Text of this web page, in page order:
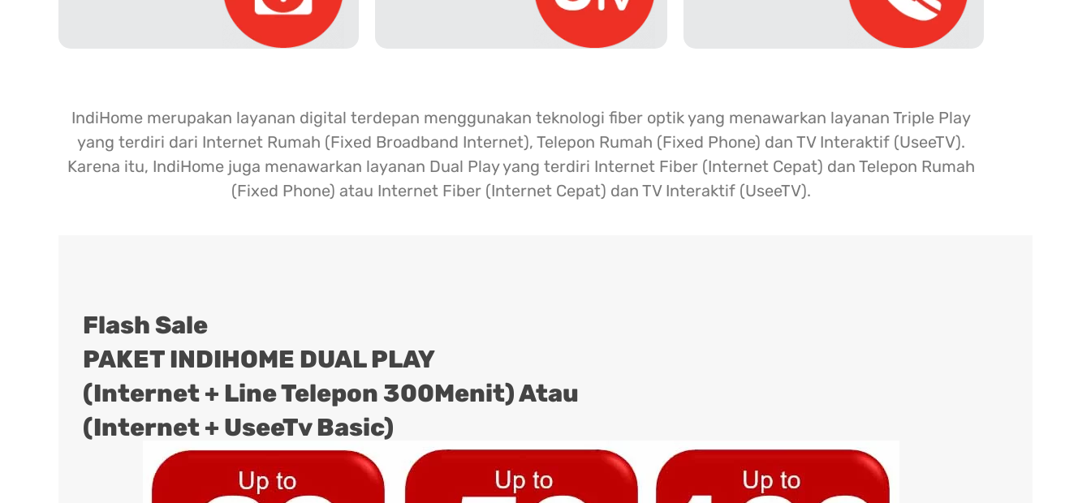
IndiHome merupakan layanan digital terdepan menggunakan teknologi fiber optik yang menawarkan layanan Triple Play
yang terdiri dari Internet Rumah (Fixed Broadband Internet), Telepon Rumah (Fixed Phone) dan TV Interaktif (UseeTV).
Karena itu, IndiHome juga menawarkan layanan Dual Play yang terdiri Internet Fiber (Internet Cepat) dan Telepon Rumah
(Fixed Phone) atau Internet Fiber (Internet Cepat) dan TV Interaktif (UseeTV).
Flash Sale
PAKET INDIHOME DUAL PLAY
(Internet + Line Telepon 300Menit) Atau
(Internet + UseeTv Basic)